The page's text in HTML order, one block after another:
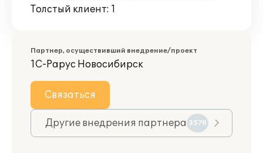
Толстый клиент: 1
Партнер, осуществивший внедрение/проект
1С-Рарус Новосибирск
Связаться
Другие внедрения партнера 3570